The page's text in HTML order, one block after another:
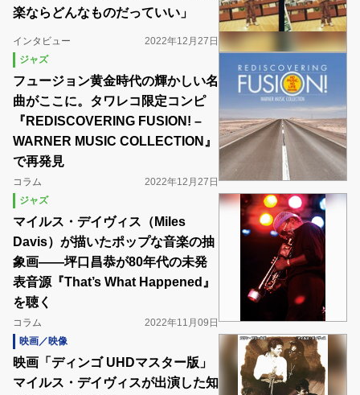
楽ならどんなものだっていい」
インタビュー
2022年12月27日
ジャズ
フュージョン黄金時代の輝かしい名
曲がここに。タワレコ限定コンピ
『REDISCOVERING FUSION! –
WARNER MUSIC COLLECTION』
で再発見
コラム
2022年12月27日
ジャズ
マイルス・デイヴィス（Miles
Davis）が描いたポップな音楽の抽
象画――坪口昌恭が80年代の未発
表音源『That’s What Happened』
を聴く
コラム
2022年11月09日
映画／映像
映画「ディンゴ UHDマスター版」
マイルス・デイヴィスが出演した知